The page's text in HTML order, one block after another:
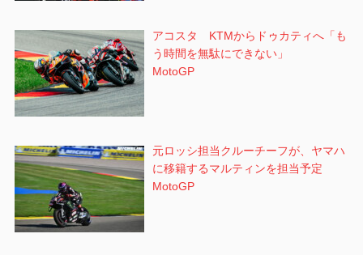
アコスタ KTMからドゥカティへ「も
う時間を無駄にできない」
MotoGP
元ロッシ担当クルーチーフが、ヤマハ
に移籍するマルティンを担当予定
MotoGP